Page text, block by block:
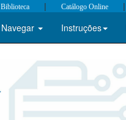
Biblioteca | Catálogo Online |
Navegar Instruções